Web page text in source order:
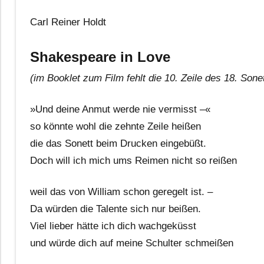
Carl Reiner Holdt
Shakespeare in Love
(im Booklet zum Film fehlt die 10. Zeile des 18.
»Und deine Anmut werde nie vermisst –«
so könnte wohl die zehnte Zeile heißen
die das Sonett beim Drucken eingebüßt.
Doch will ich mich ums Reimen nicht so reißen
weil das von William schon geregelt ist. –
Da würden die Talente sich nur beißen.
Viel lieber hätte ich dich wachgeküsst
und würde dich auf meine Schulter schmeißen